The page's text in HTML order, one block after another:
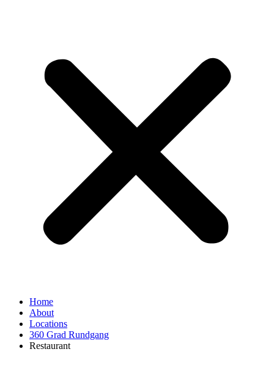
Home
About
Locations
360 Grad Rundgang
Restaurant